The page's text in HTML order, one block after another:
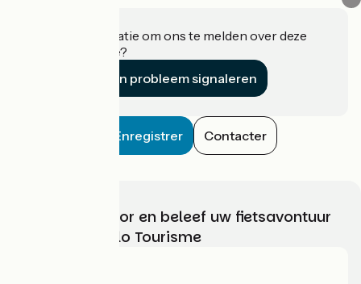
Heeft u informatie om ons te melden over deze
accommodatie?
Een probleem signaleren
Enregistrer Contacter
Kies, bereid voor en beleef uw fietsavontuur
met France Vélo Tourisme